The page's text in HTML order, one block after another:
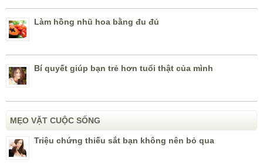
Làm hồng nhũ hoa bằng đu đủ
Bí quyết giúp bạn trẻ hơn tuổi thật của mình
MẸO VẶT CUỘC SỐNG
Triệu chứng thiếu sắt bạn không nên bỏ qua